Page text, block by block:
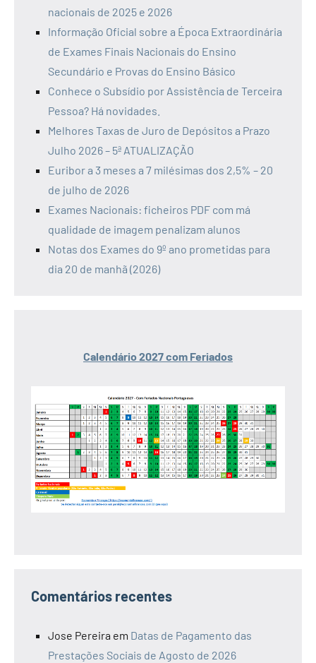
nacionais de 2025 e 2026
Informação Oficial sobre a Época Extraordinária
de Exames Finais Nacionais do Ensino
Secundário e Provas do Ensino Básico
Conhece o Subsídio por Assistência de Terceira
Pessoa? Há novidades.
Melhores Taxas de Juro de Depósitos a Prazo
Julho 2026 – 5ª ATUALIZAÇÃO
Euribor a 3 meses a 7 milésimas dos 2,5% – 20
de julho de 2026
Exames Nacionais: ficheiros PDF com má
qualidade de imagem penalizam alunos
Notas dos Exames do 9º ano prometidas para
dia 20 de manhã (2026)
Calendário 2027 com Feriados
Comentários recentes
Jose Pereira em Datas de Pagamento das
Prestações Sociais de Agosto de 2026